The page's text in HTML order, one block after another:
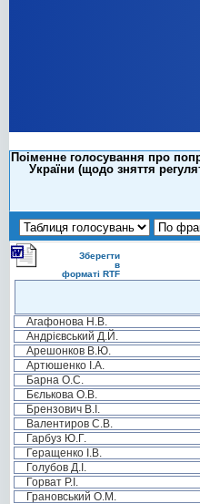
Поіменне голосування про
України (щодо зняття
Зберегти
в
форматі RTF
Агафонова Н.В.
Андрієвський Д.Й.
Арешонков В.Ю.
Артюшенко І.А.
Барна О.С.
Бєлькова О.В.
Брензович В.І.
Валентиров С.В.
Гарбуз Ю.Г.
Геращенко І.В.
Голубов Д.І.
Горват Р.І.
Грановський О.М.